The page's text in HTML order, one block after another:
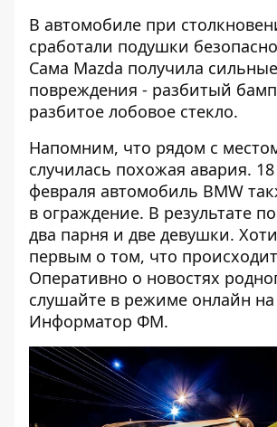
В автомобиле при
сработали подушки
Сама Mazda получила сильные
повреждения - разбитый
разбитое лобовое стекло.
Напомним, что рядом с
случилась похожая авария. 18
февраля автомобиль BMW
в ограждение. В результате
два парня и две девушки.
первым о том, что
Оперативно о новостях
слушайте в режиме онлайн на
Информатор ФМ.